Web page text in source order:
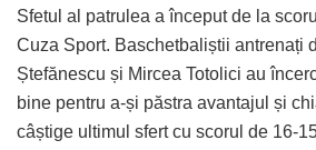
Sfetul al patrulea a început de la
Cuza Sport. Baschetbaliștii antrenați
Ștefănescu și Mircea Totolici au
bine pentru a-și păstra avantajul și
câștige ultimul sfert cu scorul de 16-